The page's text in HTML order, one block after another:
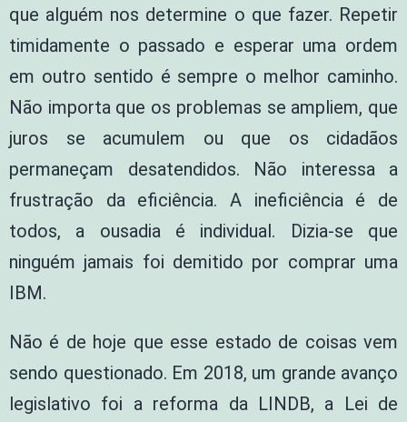
que alguém nos determine o que fazer. Repetir
timidamente o passado e esperar uma ordem
em outro sentido é sempre o melhor caminho.
Não importa que os problemas se ampliem, que
juros se acumulem ou que os cidadãos
permaneçam desatendidos. Não interessa a
frustração da eficiência. A ineficiência é de
todos, a ousadia é individual. Dizia-se que
ninguém jamais foi demitido por comprar uma
IBM.
Não é de hoje que esse estado de coisas vem
sendo questionado. Em 2018, um grande avanço
legislativo foi a reforma da LINDB, a Lei de